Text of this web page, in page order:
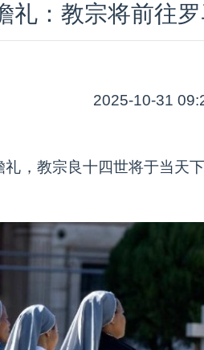
礼：教宗将前往
2025-10-31
，教宗良十四世将于当天